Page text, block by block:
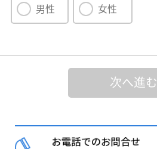
男性
女性
次へ進む